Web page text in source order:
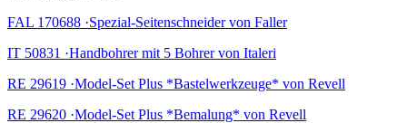
FAL 170688 ·Spezial-Seitenschneider von Faller
IT 50831 ·Handbohrer mit 5 Bohrer von Italeri
RE 29619 ·Model-Set Plus *Bastelwerkzeuge* von Revell
RE 29620 ·Model-Set Plus *Bemalung* von Revell